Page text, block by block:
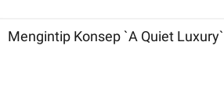
Mengintip Konsep `A Quiet